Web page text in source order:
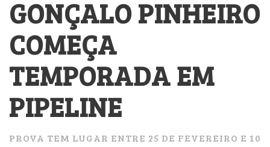
GONÇALO PINHEIRO
COMEÇA
TEMPORADA EM
PIPELINE
PROVA TEM LUGAR ENTRE 25 DE FEVEREIRO E 10